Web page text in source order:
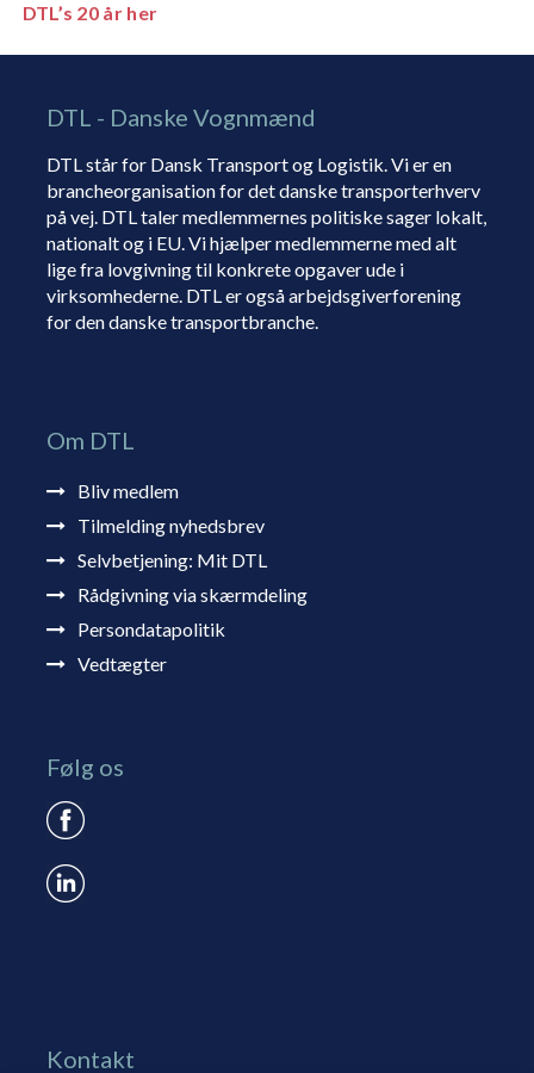
DTL’s 20 år her
DTL - Danske Vognmænd
DTL står for Dansk Transport og Logistik. Vi er en
brancheorganisation for det danske transporterhverv
på vej. DTL taler medlemmernes politiske sager lokalt,
nationalt og i EU. Vi hjælper medlemmerne med alt
lige fra lovgivning til konkrete opgaver ude i
virksomhederne. DTL er også arbejdsgiverforening
for den danske transportbranche.
Om DTL
Bliv medlem
Tilmelding nyhedsbrev
Selvbetjening: Mit DTL
Rådgivning via skærmdeling
Persondatapolitik
Vedtægter
Følg os
Kontakt